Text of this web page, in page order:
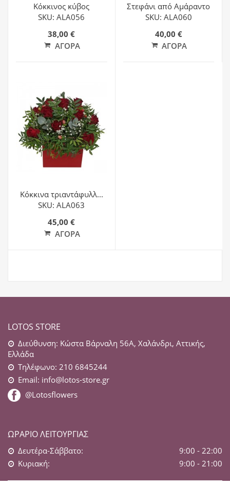
Κόκκινος κύβος
SKU: ALA056
38,00 €
ΑΓΟΡΆ
Στεφάνι από Αμάραντο
SKU: ALA060
40,00 €
ΑΓΟΡΆ
Κόκκινα τριαντάφυλλ...
SKU: ALA063
45,00 €
ΑΓΟΡΆ
LOTOS STORE
Διεύθυνση: Κώστα Βάρναλη 56Α, Χαλάνδρι, Αττικής,
Ελλάδα
Τηλέφωνο: 210 6845244
Email: info@lotos-store.gr
@Lotosflowers
ΩΡΆΡΙΟ ΛΕΙΤΟΥΡΓΊΑΣ
Δευτέρα-Σάββατο:
9:00 - 22:00
Κυριακή:
9:00 - 21:00